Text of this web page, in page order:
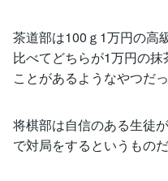
茶道部は100ｇ1万円の高
比べてどちらが1万円の
ことがあるようなやつだっ
将棋部は自信のある生徒
で対局をするというものだ